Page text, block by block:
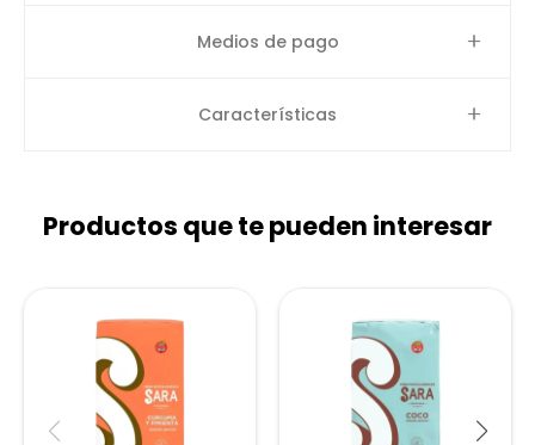
Medios de pago
Características
Productos que te pueden interesar